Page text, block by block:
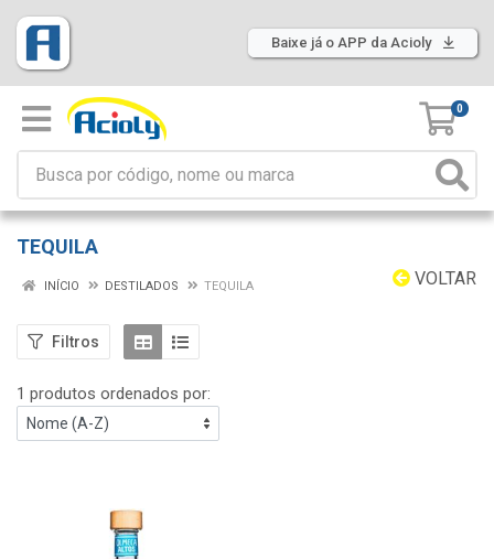
Baixe já o APP da Acioly
0
TEQUILA
VOLTAR
INÍCIO DESTILADOS TEQUILA
Filtros
1 produtos ordenados por: